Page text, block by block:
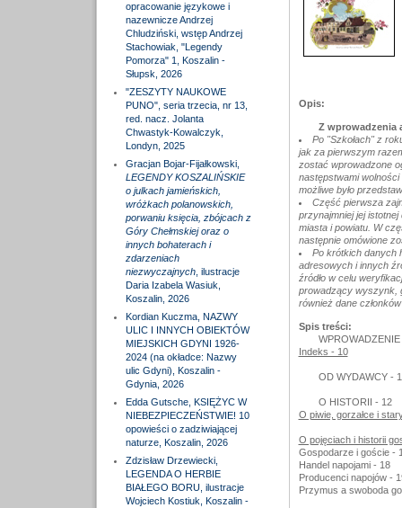
opracowanie językowe i
nazewnicze Andrzej
Chludziński, wstęp Andrzej
Stachowiak, "Legendy
Pomorza" 1, Koszalin -
Słupsk, 2026
"ZESZYTY NAUKOWE
PUNO", seria trzecia, nr 13,
red. nacz. Jolanta
Chwastyk-Kowalczyk,
Londyn, 2025
Gracjan Bojar-Fijałkowski,
LEGENDY KOSZALIŃSKIE
o julkach jamieńskich,
wróżkach polanowskich,
porwaniu księcia, zbójcach z
Góry Chełmskiej oraz o
innych bohaterach i
zdarzeniach
niezwyczajnych, ilustracje
Daria Izabela Wasiuk,
Koszalin, 2026
Kordian Kuczma, NAZWY
ULIC I INNYCH OBIEKTÓW
MIEJSKICH GDYNI 1926-
2024 (na okładce: Nazwy
ulic Gdyni), Koszalin -
Gdynia, 2026
Edda Gutsche, KSIĘŻYC W
NIEBEZPIECZEŃSTWIE! 10
opowieści o zadziwiającej
naturze, Koszalin, 2026
Zdzisław Drzewiecki,
LEGENDA O HERBIE
BIAŁEGO BORU, ilustracje
Wojciech Kostiuk, Koszalin -
Opis:
Z wprowadzenia
Po "Szkołach" z
jak za pierwszym
zostać wprowadzone
następstwami
możliwe było
Część pierwsza
przynajmniej jej
miasta i powiatu. W
następnie omówione
Po krótkich danych
adresowych i innych
źródło w celu
prowadzący wyszynk,
również dane
Spis treści:
WPROWADZENIE
Indeks - 10
OD WYDAWCY -
O HISTORII - 12
O piwie, gorzałce i
O pojęciach i historii
Gospodarze i goście -
Handel napojami - 18
Producenci napojów -
Przymus a swoboda